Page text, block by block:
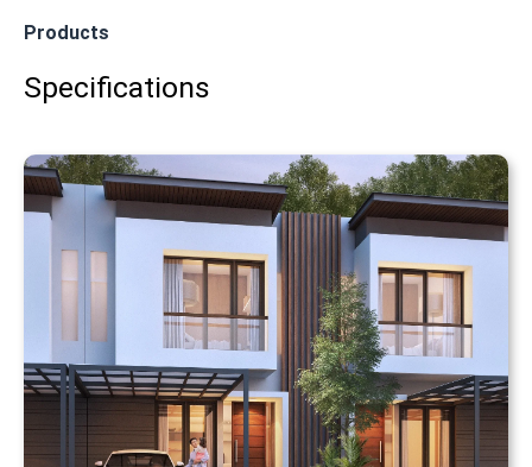
Products
Specifications